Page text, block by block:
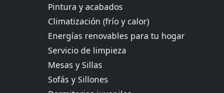
Pintura y acabados
Climatización (frío y calor)
Energías renovables para tu hogar
Servicio de limpieza
Mesas y Sillas
Sofás y Sillones